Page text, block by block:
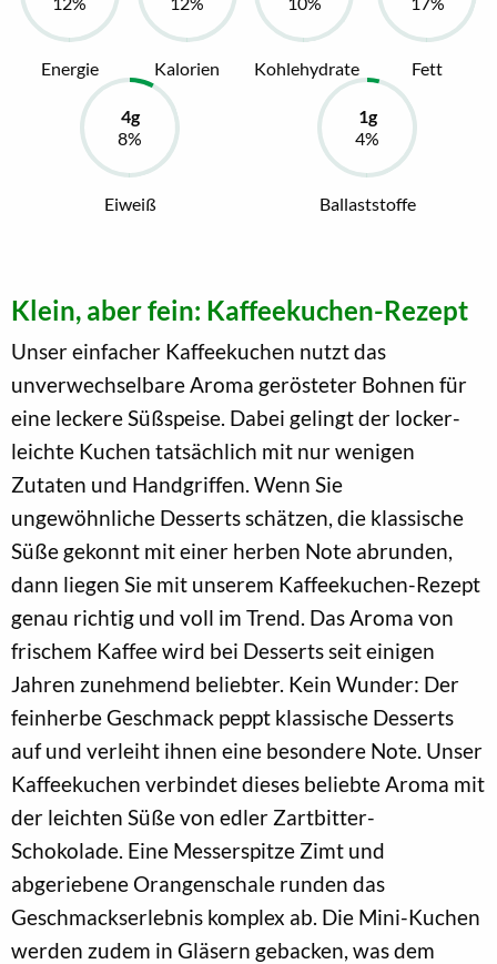
Energie Kalorien Kohlehydrate Fett
Eiweiß Ballaststoffe
Klein, aber fein: Kaffeekuchen-Rezept
Unser einfacher Kaffeekuchen nutzt das
unverwechselbare Aroma gerösteter Bohnen für
eine leckere Süßspeise. Dabei gelingt der locker-
leichte Kuchen tatsächlich mit nur wenigen
Zutaten und Handgriffen. Wenn Sie
ungewöhnliche Desserts schätzen, die klassische
Süße gekonnt mit einer herben Note abrunden,
dann liegen Sie mit unserem Kaffeekuchen-Rezept
genau richtig und voll im Trend. Das Aroma von
frischem Kaffee wird bei Desserts seit einigen
Jahren zunehmend beliebter. Kein Wunder: Der
feinherbe Geschmack peppt klassische Desserts
auf und verleiht ihnen eine besondere Note. Unser
Kaffeekuchen verbindet dieses beliebte Aroma mit
der leichten Süße von edler Zartbitter-
Schokolade. Eine Messerspitze Zimt und
abgeriebene Orangenschale runden das
Geschmackserlebnis komplex ab. Die Mini-Kuchen
werden zudem in Gläsern gebacken, was dem